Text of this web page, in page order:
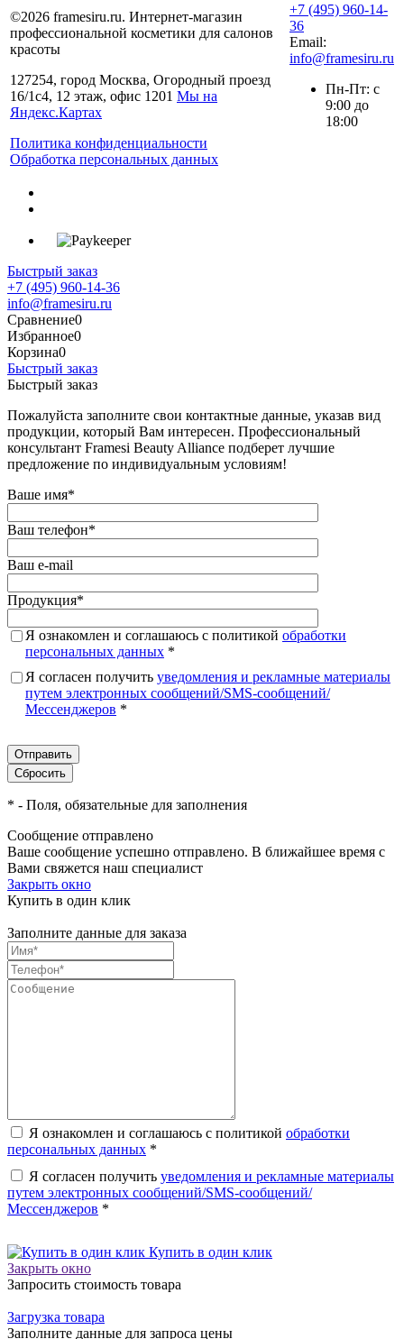
©2026 framesiru.ru. Интернет-магазин
профессиональной косметики для салонов
красоты
127254, город Москва, Огородный проезд
16/1с4, 12 этаж, офис 1201 Мы на
Яндекс.Картах
Политика конфиденциальности
Обработка персональных данных
+7 (495) 960-14-
36
Email:
info@framesiru.ru
Пн-Пт: с
9:00 до
18:00
Быстрый заказ
+7 (495) 960-14-36
info@framesiru.ru
Сравнение0
Избранное0
Корзина0
Быстрый заказ
Быстрый заказ
Пожалуйста заполните свои контактные данные, указав вид
продукции, который Вам интересен. Профессиональный
консультант Framesi Beauty Alliance подберет лучшие
предложение по индивидуальным условиям!
Ваше имя*
Ваш телефон*
Ваш e-mail
Продукция*
Я ознакомлен и соглашаюсь с политикой обработки
персональных данных *
Я согласен получить уведомления и рекламные материалы
путем электронных сообщений/SMS-сообщений/
Мессенджеров *
* - Поля, обязательные для заполнения
Сообщение отправлено
Ваше сообщение успешно отправлено. В ближайшее время с
Вами свяжется наш специалист
Закрыть окно
Купить в один клик
Заполните данные для заказа
Я ознакомлен и соглашаюсь с политикой обработки
персональных данных *
Я согласен получить уведомления и рекламные материалы
путем электронных сообщений/SMS-сообщений/
Мессенджеров *
Купить в один клик
Закрыть окно
Запросить стоимость товара
Загрузка товара
Заполните данные для запроса цены